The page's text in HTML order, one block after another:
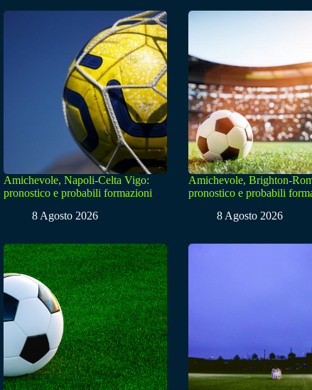
Amichevole, Napoli-Celta Vigo:
pronostico e probabili formazioni
8 Agosto 2026
Amichevole, Brighton-
pronostico e probabili
8 Agosto 2026